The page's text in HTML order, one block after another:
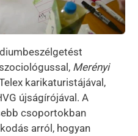
Merényi
karikaturistájával,
újságírójával. A
csoportokban
arról, hogyan